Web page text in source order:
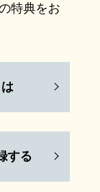
特典をお
する